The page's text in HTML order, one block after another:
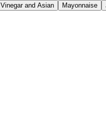
Vinegar and Asian Mayonnaise